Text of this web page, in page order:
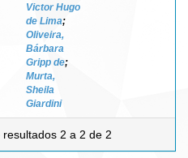
Victor Hugo
de Lima;
Oliveira,
Bárbara
Gripp de;
Murta,
Sheila
Giardini
resultados 2 a 2 de 2